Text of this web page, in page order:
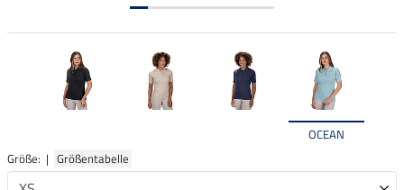
OCEAN
Größe: | Größentabelle